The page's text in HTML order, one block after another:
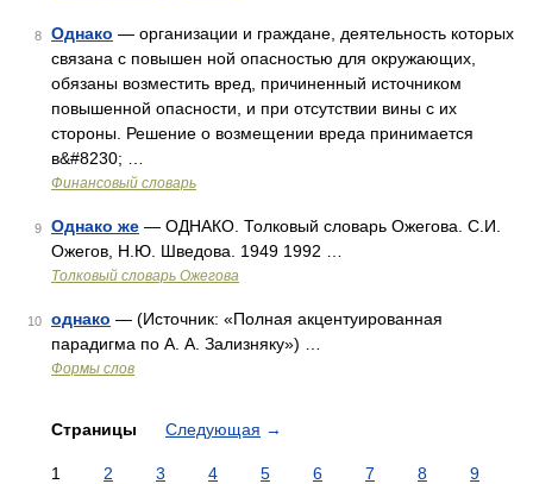
8 Однако — организации и граждане, деятельность которых
связана с повышен ной опасностью для окружающих,
обязаны возместить вред, причиненный источником
повышенной опасности, и при отсутствии вины с их
стороны. Решение о возмещении вреда принимается
в&#8230; …
Финансовый словарь
9 Однако же — ОДНАКО. Толковый словарь Ожегова. С.И.
Ожегов, Н.Ю. Шведова. 1949 1992 …
Толковый словарь Ожегова
10 однако — (Источник: «Полная акцентуированная
парадигма по А. А. Зализняку») …
Формы слов
Страницы Следующая →
1 2 3 4 5 6 7 8
9